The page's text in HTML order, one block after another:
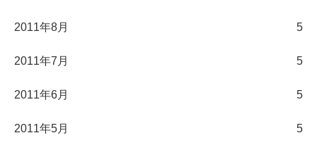
2011年8月 5
2011年7月 5
2011年6月 5
2011年5月 5